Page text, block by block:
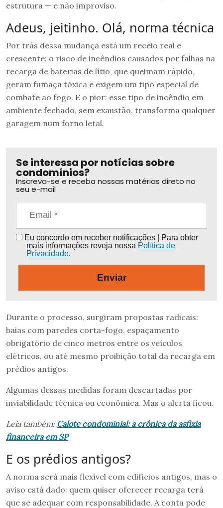
estrutura — e não improviso.
Adeus, jeitinho. Olá, norma técnica
Por trás dessa mudança está um receio real e
crescente: o risco de incêndios causados por falhas na
recarga de baterias de lítio, que queimam rápido,
geram fumaça tóxica e exigem um tipo especial de
combate ao fogo. E o pior: esse tipo de incêndio em
ambiente fechado, sem exaustão, transforma qualquer
garagem num forno letal.
Se interessa por notícias sobre
condomínios?
Inscreva-se e receba nossas matérias direto no
seu e-mail
Eu concordo em receber notificações | Para obter
mais informações reveja nossa Política de
Privacidade.
Enviar
Durante o processo, surgiram propostas radicais:
baias com paredes corta-fogo, espaçamento
obrigatório de cinco metros entre os veículos
elétricos, ou até mesmo proibição total da recarga em
prédios antigos.
Algumas dessas medidas foram descartadas por
inviabilidade técnica ou econômica. Mas o alerta ficou.
Leia também: Calote condominial: a crônica da asfixia
financeira em SP
E os prédios antigos?
A norma será mais flexível com edifícios antigos, mas o
aviso está dado: quem quiser oferecer recarga terá
que se adequar com responsabilidade. A conta pode